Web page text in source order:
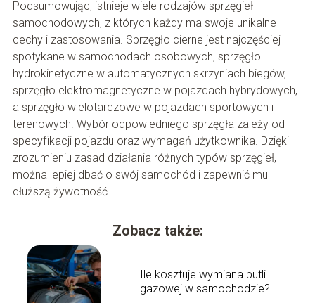
Podsumowując, istnieje wiele rodzajów sprzęgieł
samochodowych, z których każdy ma swoje unikalne
cechy i zastosowania. Sprzęgło cierne jest najczęściej
spotykane w samochodach osobowych, sprzęgło
hydrokinetyczne w automatycznych skrzyniach biegów,
sprzęgło elektromagnetyczne w pojazdach hybrydowych,
a sprzęgło wielotarczowe w pojazdach sportowych i
terenowych. Wybór odpowiedniego sprzęgła zależy od
specyfikacji pojazdu oraz wymagań użytkownika. Dzięki
zrozumieniu zasad działania różnych typów sprzęgieł,
można lepiej dbać o swój samochód i zapewnić mu
dłuższą żywotność.
Zobacz także:
Ile kosztuje wymiana butli
gazowej w samochodzie?